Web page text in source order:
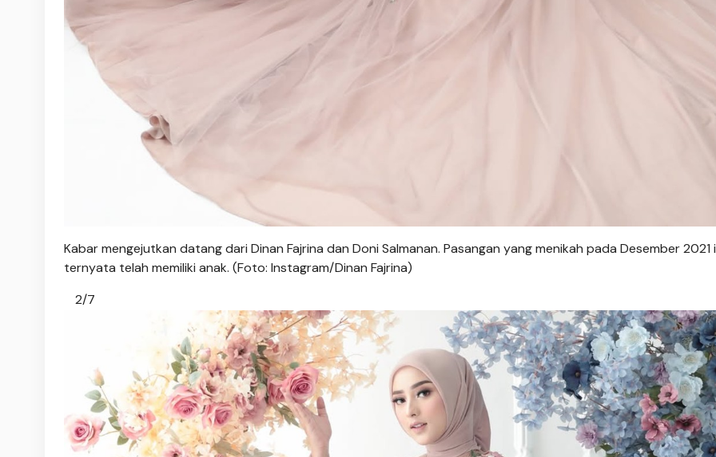
Kabar mengejutkan datang dari Dinan Fajrina dan Doni Salmanan. Pasangan yang menikah pada Desember 2021
ternyata telah memiliki anak. (Foto: Instagram/Dinan Fajrina)
2/7